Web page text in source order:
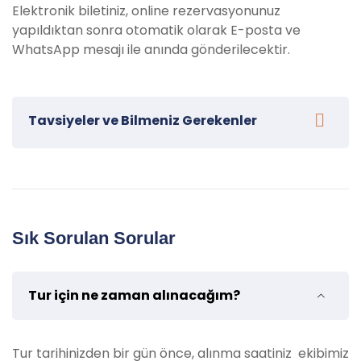
Elektronik biletiniz, online rezervasyonunuz
yapıldıktan sonra otomatik olarak E-posta ve
WhatsApp mesajı ile anında gönderilecektir.
Tavsiyeler ve Bilmeniz Gerekenler
Güneş koruyucu krem getirin:
unutmayın.
Şapka ve güneş gözlüğü kullanın:
güneş gözlüğü takarak tur boyunca daha rahat
Sık Sorulan Sorular
Tur için ne zaman alınacağım?
Tur tarihinizden bir gün önce, alınma saatiniz ekibimiz